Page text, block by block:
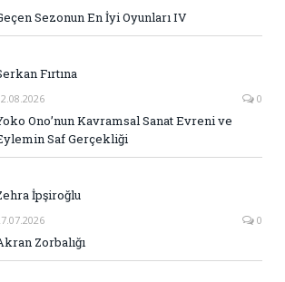
Sezonun En İyi Oyunları IV
Fırtına
0
Ono’nun Kavramsal Sanat Evreni ve
Saf Gerçekliği
İpşiroğlu
0
Zorbalığı